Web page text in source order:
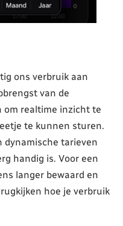
ons verbruik aan
van de
realtime inzicht te
te kunnen sturen.
dynamische tarieven
handig is. Voor een
langer bewaard en
hoe je verbruik